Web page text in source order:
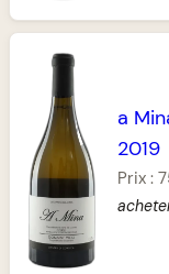
a
2019
Prix :